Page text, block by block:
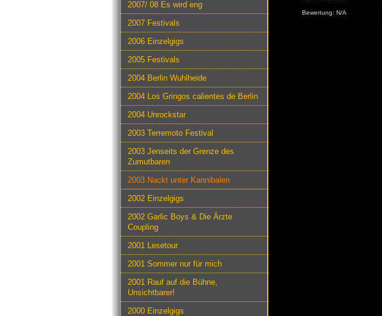
2007/ 08 Es wird eng
2007 Festivals
2006 Einzelgigs
2005 Festivals
2004 Berlin Wuhlheide
2004 Los Gringos calientes de Berlin
2004 Unrockstar
2003 Terremoto Festival
2003 Jenseits der Grenze des
Zumutbaren
2003 Nackt unter Kannibalen
2002 Einzelgigs
2002 Garlic Boys & Die Ärzte
Coupling
2001 Lesetour
2001 Sommer nur für mich
2001 Rauf auf die Bühne,
Unsichtbarer!
2000 Einzelgigs
Bewertung: N/A